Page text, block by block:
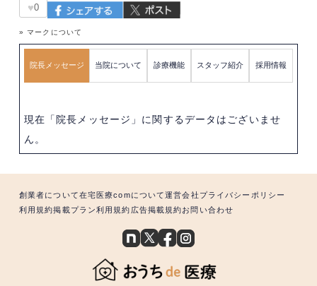
♥0
» マークについて
院長メッセージ 当院について 診療機能 スタッフ紹介 採用情報
現在「院長メッセージ」に関するデータはございませ
ん。
創業者について在宅医療comについて運営会社 プライバシーポリシー
利用規約掲載プラン利用規約 広告掲載規約お問い合わせ